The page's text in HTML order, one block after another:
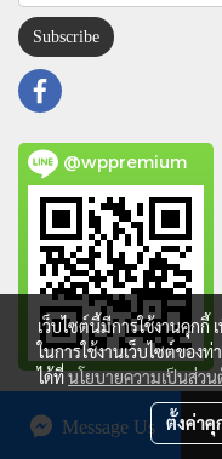
Message Us
Subscribe
@wppremium
Copy right by makewebeasy.com
เว็บไซต์นี้มีการใช้งานคุก
ในการใช้งานเว็บไซต์ของ
ได้ที่นโยบายความเป็นส่วน
ตั้งค่าคุ